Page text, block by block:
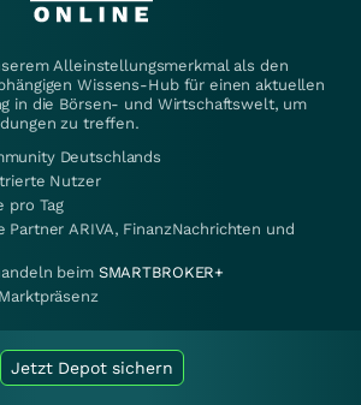
Alleinstellungsmerkmal als den
Wissens-Hub für einen aktuellen
in die Börsen- und Wirtschaftswelt, um
zu treffen.
Deutschlands
Nutzer
pro Tag
Partner ARIVA, FinanzNachrichten und
beim SMARTBROKER+
Jetzt Depot sichern